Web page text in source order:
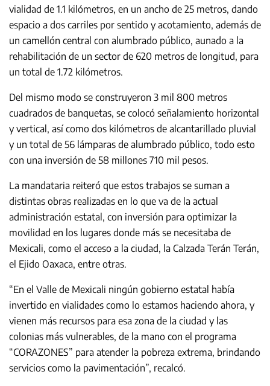
vialidad de 1.1 kilómetros, en un ancho de 25 metros, dando
espacio a dos carriles por sentido y acotamiento, además de
un camellón central con alumbrado público, aunado a la
rehabilitación de un sector de 620 metros de longitud, para
un total de 1.72 kilómetros.
Del mismo modo se construyeron 3 mil 800 metros
cuadrados de banquetas, se colocó señalamiento horizontal
y vertical, así como dos kilómetros de alcantarillado pluvial
y un total de 56 lámparas de alumbrado público, todo esto
con una inversión de 58 millones 710 mil pesos.
La mandataria reiteró que estos trabajos se suman a
distintas obras realizadas en lo que va de la actual
administración estatal, con inversión para optimizar la
movilidad en los lugares donde más se necesitaba de
Mexicali, como el acceso a la ciudad, la Calzada Terán Terán,
el Ejido Oaxaca, entre otras.
“En el Valle de Mexicali ningún gobierno estatal había
invertido en vialidades como lo estamos haciendo ahora, y
vienen más recursos para esa zona de la ciudad y las
colonias más vulnerables, de la mano con el programa
“CORAZONES” para atender la pobreza extrema, brindando
servicios como la pavimentación”, recalcó.